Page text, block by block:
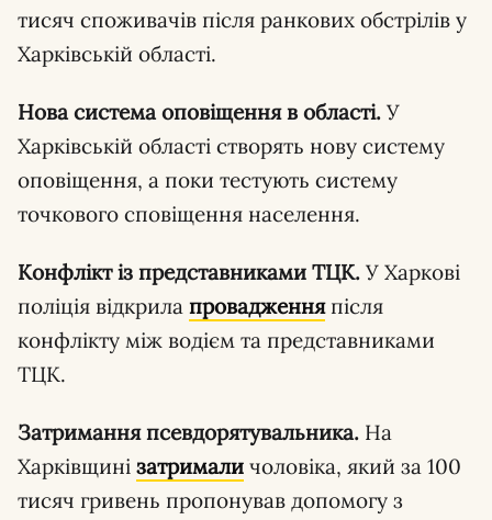
тисяч споживачів після ранкових обстрілів у
Харківській області.
Нова система оповіщення в області. У
Харківській області створять нову систему
оповіщення, а поки тестують систему
точкового сповіщення населення.
Конфлікт із представниками ТЦК. У Харкові
поліція відкрила провадженняпісля
конфлікту між водієм та представниками
ТЦК.
Затримання псевдорятувальника. На
Харківщині затримали чоловіка, який за 100
тисяч гривень пропонував допомогу з